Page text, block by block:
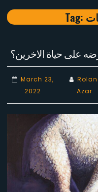
Tag:
على حياة الاخرين؟
March 23,
2022
Azar